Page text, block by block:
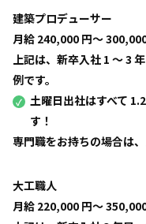
建築プロデューサー
月給 240,000 円〜
上記は、新卒入社 1 〜 3
例です。
土曜日出社はすべて
す！
専門職をお持ちの場合は
大工職人
月給 220,000 円〜